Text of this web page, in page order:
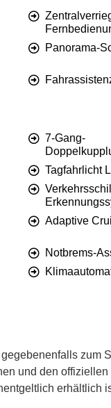
Panorama-
7-Gang-
Tagfahrlicht
Adaptive
Notbrems-
zum
und den offiziellen
erhältlich